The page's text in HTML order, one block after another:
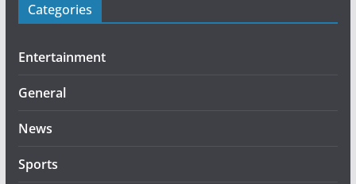
Categories
Entertainment
General
News
Sports